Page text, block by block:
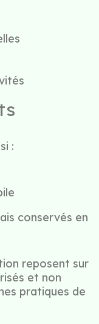
:
conservés en
reposent sur
et non
pratiques de